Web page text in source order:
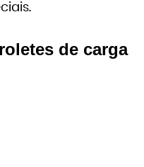
roletes de carga